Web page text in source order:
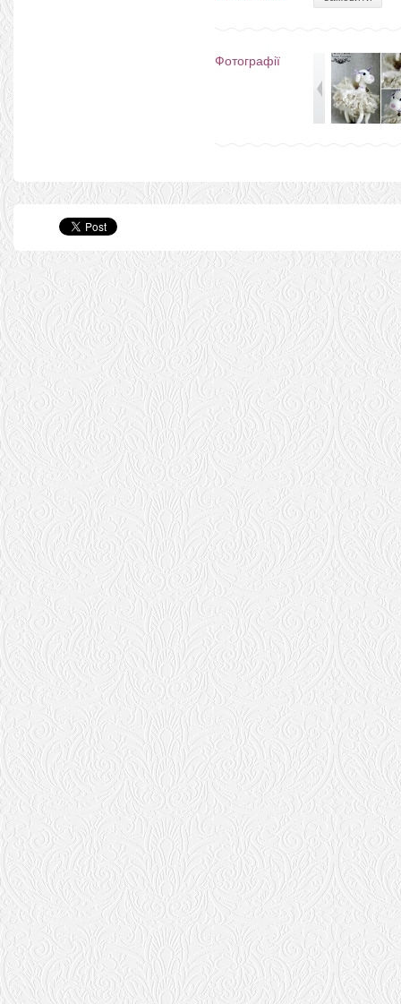
Фотографії